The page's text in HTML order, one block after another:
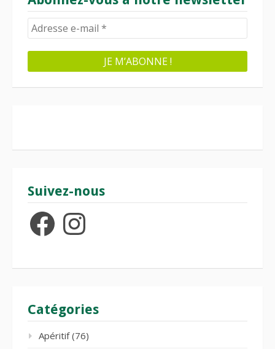
Suivez-nous
FacebookInstagram
Catégories
Apéritif(76)